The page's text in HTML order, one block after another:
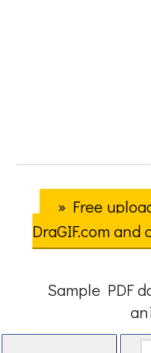
» Free
DraGIF.com
Sample PDF